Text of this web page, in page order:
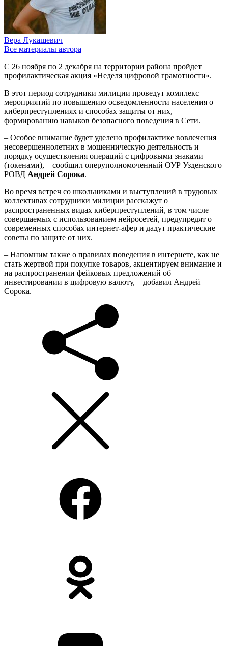
Вера Лукашевич
Все материалы автора
С 26 ноября по 2 декабря на территории района пройдет
профилактическая акция «Неделя цифровой грамотности».
В этот период сотрудники милиции проведут комплекс
мероприятий по повышению осведомленности населения о
киберпреступлениях и способах защиты от них,
формированию навыков безопасного поведения в Сети.
– Особое внимание будет уделено профилактике вовлечения
несовершеннолетних в мошенническую деятельность и
порядку осуществления операций с цифровыми знаками
(токенами), – сообщил оперуполномоченный ОУР Узденского
РОВД Андрей Сорока.
Во время встреч со школьниками и выступлений в трудовых
коллективах сотрудники милиции расскажут о
распространенных видах киберпреступлений, в том числе
совершаемых с использованием нейросетей, предупредят о
современных способах интернет-афер и дадут практические
советы по защите от них.
– Напомним также о правилах поведения в интернете, как не
стать жертвой при покупке товаров, акцентируем внимание и
на распространении фейковых предложений об
инвестировании в цифровую валюту, – добавил Андрей
Сорока.